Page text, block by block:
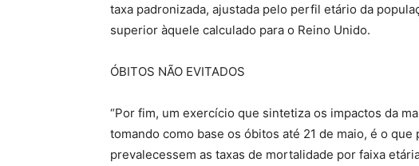
taxa padronizada, ajustada pelo perfil etário da
superior àquele calculado para o Reino Unido.
ÓBITOS NÃO EVITADOS
“Por fim, um exercício que sintetiza os impactos da
tomando como base os óbitos até 21 de maio, é o
prevalecessem as taxas de mortalidade por faixa